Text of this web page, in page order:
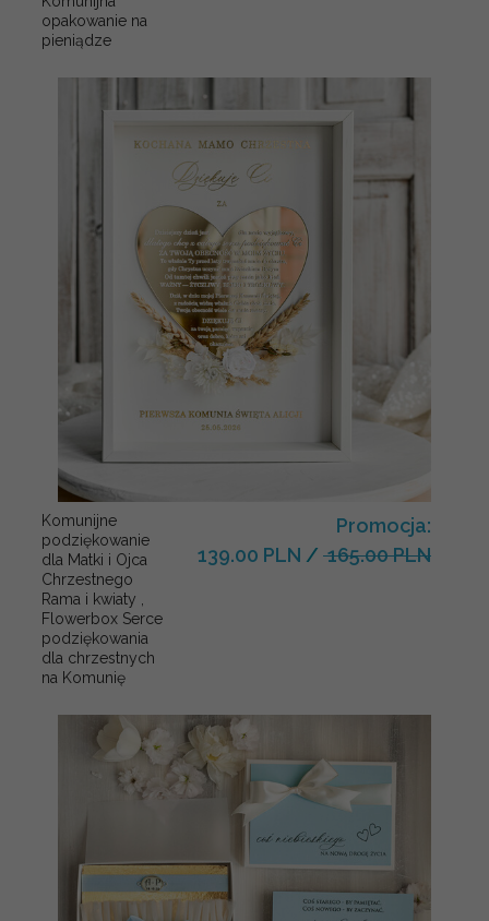
opakowanie na
pieniądze
Komunijne
podziękowanie
dla Matki i Ojca
Chrzestnego
Rama i kwiaty ,
Flowerbox Serce
podziękowania
dla chrzestnych
na Komunię
Promocja:
139.00 PLN / 165.00 PLN